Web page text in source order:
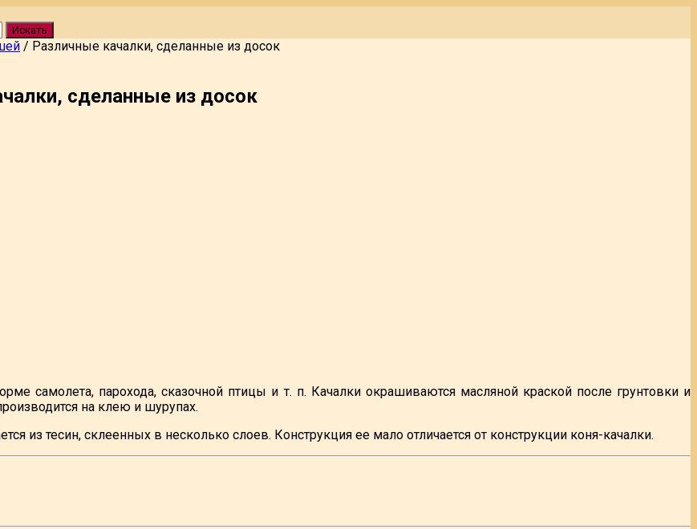
Искать
/ Различные качалки, сделанные из досок
сделанные из досок
самолета, парохода, сказочной птицы и т. п. Качалки окрашиваются масляной краской после грунтовки и
на клею и шурупах.
из тесин, склеенных в несколько слоев. Конструкция ее мало отличается от конструкции коня-качалки.